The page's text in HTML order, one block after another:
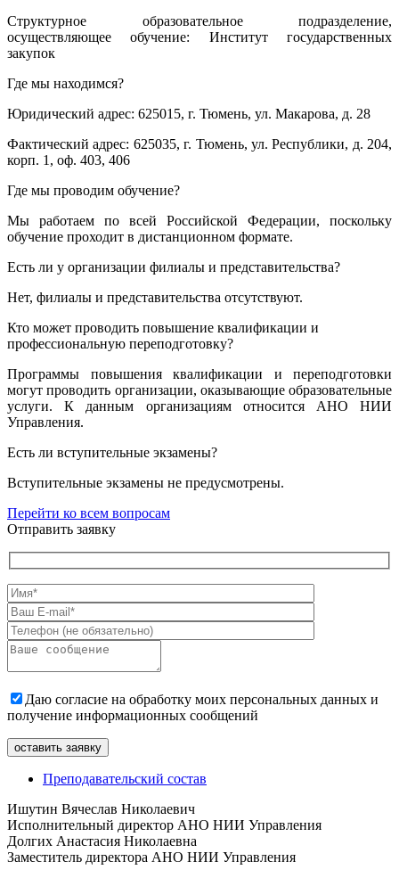
Структурное образовательное подразделение,
осуществляющее обучение: Институт государственных
закупок
Где мы находимся?
Юридический адрес: 625015, г. Тюмень, ул. Макарова, д. 28
Фактический адрес: 625035, г. Тюмень, ул. Республики, д. 204,
корп. 1, оф. 403, 406
Где мы проводим обучение?
Мы работаем по всей Российской Федерации, поскольку
обучение проходит в дистанционном формате.
Есть ли у организации филиалы и представительства?
Нет, филиалы и представительства отсутствуют.
Кто может проводить повышение квалификации и
профессиональную переподготовку?
Программы повышения квалификации и переподготовки
могут проводить организации, оказывающие образовательные
услуги. К данным организациям относится АНО НИИ
Управления.
Есть ли вступительные экзамены?
Вступительные экзамены не предусмотрены.
Перейти ко всем вопросам
Отправить заявку
Даю согласие на обработку моих персональных данных и
получение информационных сообщений
Преподавательский состав
Ишутин Вячеслав Николаевич
Исполнительный директор АНО НИИ Управления
Долгих Анастасия Николаевна
Заместитель директора АНО НИИ Управления